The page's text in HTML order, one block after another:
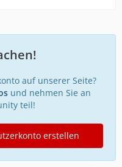
auf unserer Seite?
und nehmen Sie an
teil!
erstellen